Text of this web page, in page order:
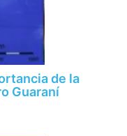
de la
Guaraní